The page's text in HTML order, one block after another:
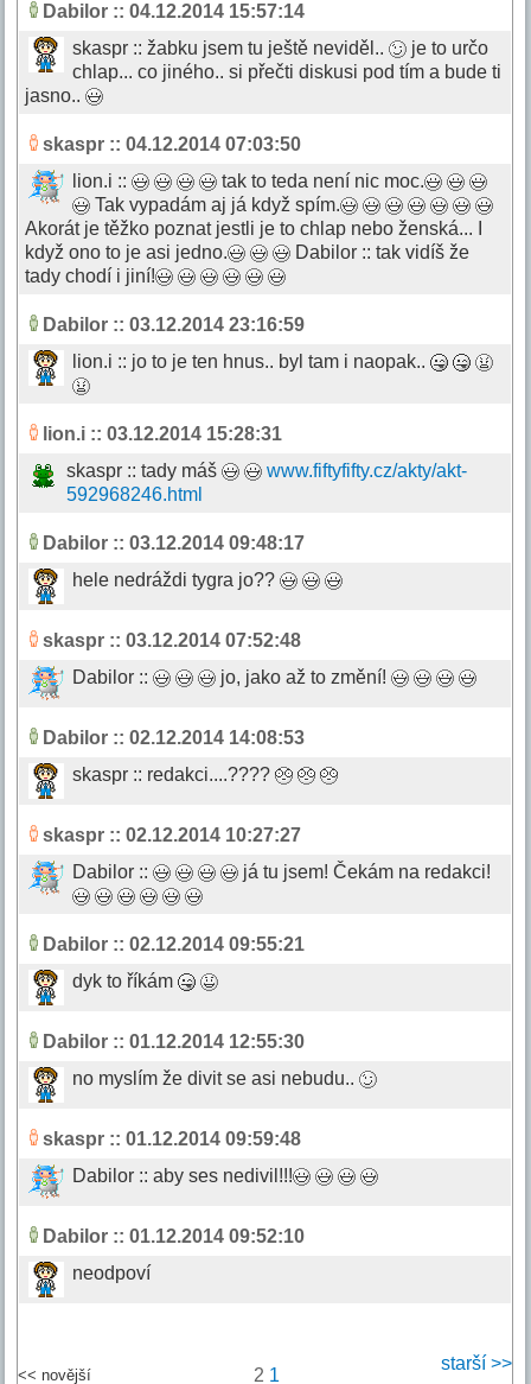
Dabilor :: 04.12.2014 15:57:14
skaspr :: žabku jsem tu ještě neviděl..
je to určo
chlap... co jiného.. si přečti diskusi pod tím a bude ti
jasno..
skaspr :: 04.12.2014 07:03:50
lion.i ::
tak to teda není nic moc.
Tak vypadám aj já když spím.
Akorát je těžko poznat jestli je to chlap nebo ženská... I
když ono to je asi jedno.
Dabilor :: tak vidíš že
tady chodí i jiní!
Dabilor :: 03.12.2014 23:16:59
lion.i :: jo to je ten hnus.. byl tam i naopak..
lion.i :: 03.12.2014 15:28:31
skaspr :: tady máš
www.fiftyfifty.cz/akty/akt-
592968246.html
Dabilor :: 03.12.2014 09:48:17
hele nedráždi tygra jo??
skaspr :: 03.12.2014 07:52:48
Dabilor ::
jo, jako až to změní!
Dabilor :: 02.12.2014 14:08:53
skaspr :: redakci....????
skaspr :: 02.12.2014 10:27:27
Dabilor ::
já tu jsem! Čekám na redakci!
Dabilor :: 02.12.2014 09:55:21
dyk to říkám
Dabilor :: 01.12.2014 12:55:30
no myslím že divit se asi nebudu..
skaspr :: 01.12.2014 09:59:48
Dabilor :: aby ses nedivil!!!
Dabilor :: 01.12.2014 09:52:10
neodpoví
starší >>
<< novější 2 1